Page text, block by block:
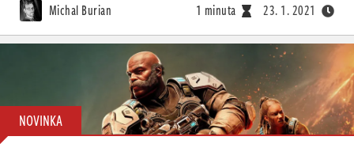
Michal Burian 1 minuta 23. 1. 2021
NOVINKA